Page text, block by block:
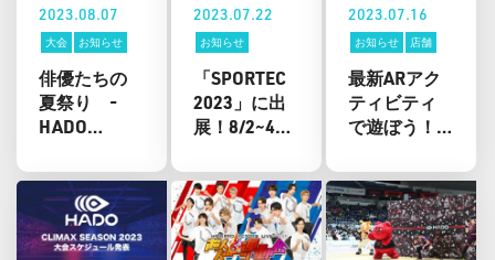
2023.08.07
大会 お知らせ
俳優たちの
夏祭り -
HADO
特別編- 開催
決定！
2023.07.22
お知らせ
「SPORTEC
2023」に出
展！8/2~4東
イトで開
催！
2023.07.16
お知らせ 店舗
最新ARアク
ティビティ
で遊ぼう！
り」アクア
シティお台
場で開催
中！